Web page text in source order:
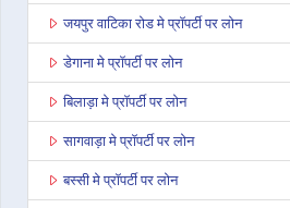
जयपुर वाटिका रोड मे प्रॉपर्टी पर लोन
डेगाना मे प्रॉपर्टी पर लोन
बिलाड़ा मे प्रॉपर्टी पर लोन
सागवाड़ा मे प्रॉपर्टी पर लोन
बस्सी मे प्रॉपर्टी पर लोन